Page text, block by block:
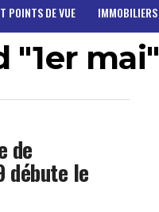
POINTS DE VUE IMMOBILIERS
"1er mai"
de
débute le